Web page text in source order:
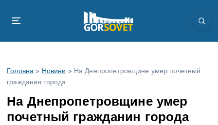
Головна > Новини > На Днепропетровщине умер почетный
гражданин города
На Днепропетровщине умер
почетный гражданин города